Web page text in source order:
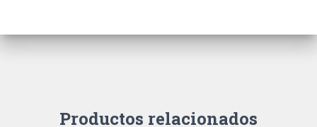
Productos relacionados